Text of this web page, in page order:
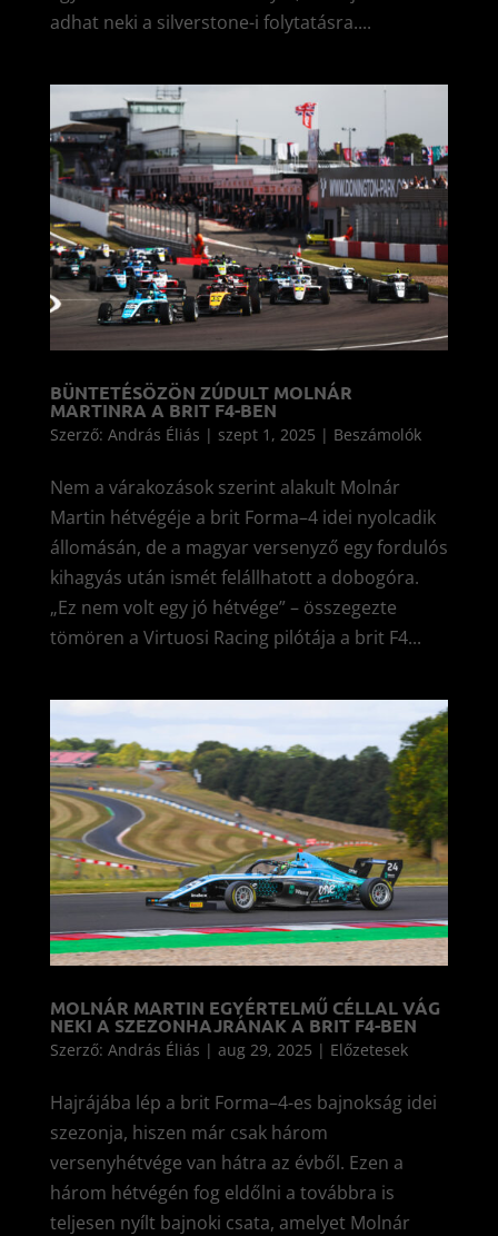
adhat neki a silverstone-i folytatásra....
BÜNTETÉSÖZÖN ZÚDULT MOLNÁR
MARTINRA A BRIT F4-BEN
Szerző: András Éliás | szept 1, 2025 | Beszámolók
Nem a várakozások szerint alakult Molnár
Martin hétvégéje a brit Forma–4 idei nyolcadik
állomásán, de a magyar versenyző egy fordulós
kihagyás után ismét felállhatott a dobogóra.
„Ez nem volt egy jó hétvége” – összegezte
tömören a Virtuosi Racing pilótája a brit F4...
MOLNÁR MARTIN EGYÉRTELMŰ CÉLLAL VÁG
NEKI A SZEZONHAJRÁNAK A BRIT F4-BEN
Szerző: András Éliás | aug 29, 2025 | Előzetesek
Hajrájába lép a brit Forma–4-es bajnokság idei
szezonja, hiszen már csak három
versenyhétvége van hátra az évből. Ezen a
három hétvégén fog eldőlni a továbbra is
teljesen nyílt bajnoki csata, amelyet Molnár